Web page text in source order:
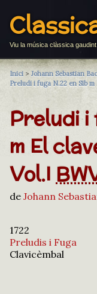
Viu la música clàssica
Inici > Johann Sebastian
Preludi i fuga N.22 en Sib
Preludi i
m El
Vol.I
de Johann
1722
Preludis i Fuga
Clavicèmbal